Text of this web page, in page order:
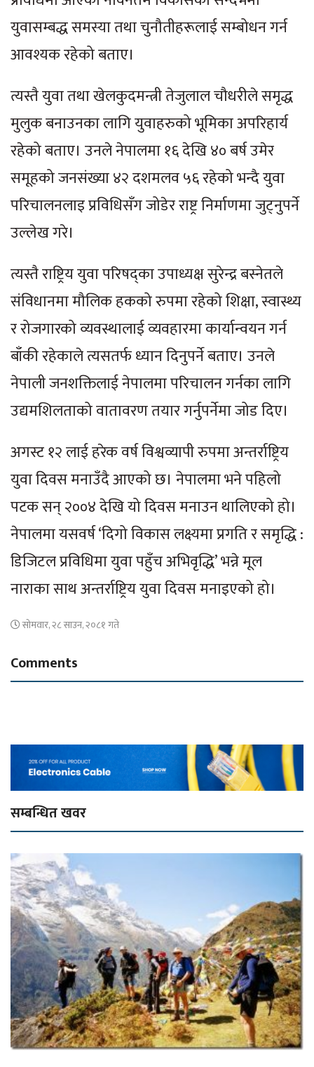
युवासम्बद्ध समस्या तथा चुनौतीहरूलाई सम्बोधन गर्न
आवश्यक रहेको बताए।
त्यस्तै युवा तथा खेलकुदमन्त्री तेजुलाल चौधरीले समृद्ध
मुलुक बनाउनका लागि युवाहरुको भूमिका अपरिहार्य
रहेको बताए। उनले नेपालमा १६ देखि ४० बर्ष उमेर
समूहको जनसंख्या ४२ दशमलव ५६ रहेको भन्दै युवा
परिचालनलाइ प्रविधिसँग जोडेर राष्ट्र निर्माणमा जुट्नुपर्ने
उल्लेख गरे।
त्यस्तै राष्ट्रिय युवा परिषद्का उपाध्यक्ष सुरेन्द्र बस्नेतले
संविधानमा मौलिक हकको रुपमा रहेको शिक्षा, स्वास्थ्य
र रोजगारको व्यवस्थालाई व्यवहारमा कार्यान्वयन गर्न
बाँकी रहेकाले त्यसतर्फ ध्यान दिनुपर्ने बताए। उनले
नेपाली जनशक्तिलाई नेपालमा परिचालन गर्नका लागि
उद्यमशिलताको वातावरण तयार गर्नुपर्नेमा जोड दिए।
अगस्ट १२ लाई हरेक वर्ष विश्वव्यापी रुपमा अन्तर्राष्ट्रिय
युवा दिवस मनाउँदै आएको छ। नेपालमा भने पहिलो
पटक सन् २००४ देखि यो दिवस मनाउन थालिएको हो।
नेपालमा यसवर्ष ‘दिगो विकास लक्ष्यमा प्रगति र समृद्धि :
डिजिटल प्रविधिमा युवा पहुँच अभिवृद्धि’ भन्ने मूल
नाराका साथ अन्तर्राष्ट्रिय युवा दिवस मनाइएको हो।
सोमवार, २८ साउन, २०८१ गते
Comments
सम्बन्धित खवर